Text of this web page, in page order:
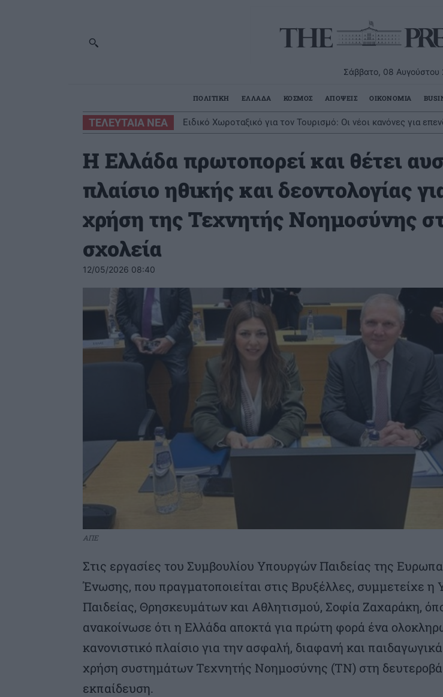
Σάββατο, 08 Αυγούστου
ΠΟΛΙΤΙΚΗ ΕΛΛΑΔΑ ΚΟΣΜΟΣ ΑΠΟΨΕΙΣ ΟΙΚΟΝΟΜΙΑ
ΤΕΛΕΥΤΑΙΑ ΝΕΑ Ειδικό Χωροταξικό για τον Τουρισμό: Οι νέοι κανόνες για
Η Ελλάδα πρωτοπορεί και θέτει
πλαίσιο ηθικής και δεοντολογίας
χρήση της Τεχνητής Νοημοσύνης
σχολεία
12/05/2026 08:40
ΑΠΕ
Στις εργασίες του Συμβουλίου Υπουργών Παιδείας της
Ένωσης, που πραγματοποιείται στις Βρυξέλλες, συμμετείχε η
Παιδείας, Θρησκευμάτων και Αθλητισμού, Σοφία Ζαχαράκη,
ανακοίνωσε ότι η Ελλάδα αποκτά για πρώτη φορά ένα
κανονιστικό πλαίσιο για την ασφαλή, διαφανή και
χρήση συστημάτων Τεχνητής Νοημοσύνης (ΤΝ) στη
εκπαίδευση.